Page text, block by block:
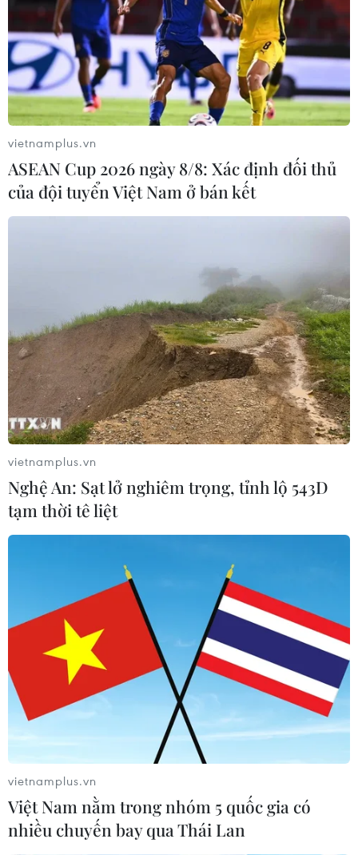
vietnamplus.vn
ASEAN Cup 2026 ngày 8/8: Xác định đối thủ
của đội tuyển Việt Nam ở bán kết
vietnamplus.vn
Nghệ An: Sạt lở nghiêm trọng, tỉnh lộ 543D
tạm thời tê liệt
vietnamplus.vn
Việt Nam nằm trong nhóm 5 quốc gia có
nhiều chuyến bay qua Thái Lan